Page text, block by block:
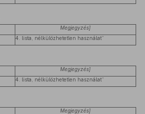
Megjegyzés]
4. lista, nélkülözhetetlen használat”
Megjegyzés]
4. lista, nélkülözhetetlen használat”
Megjegyzés]